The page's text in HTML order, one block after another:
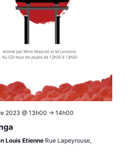
2023 @ 13h00 -> 14h00
Louis Etienne Rue Lapeyrouse,